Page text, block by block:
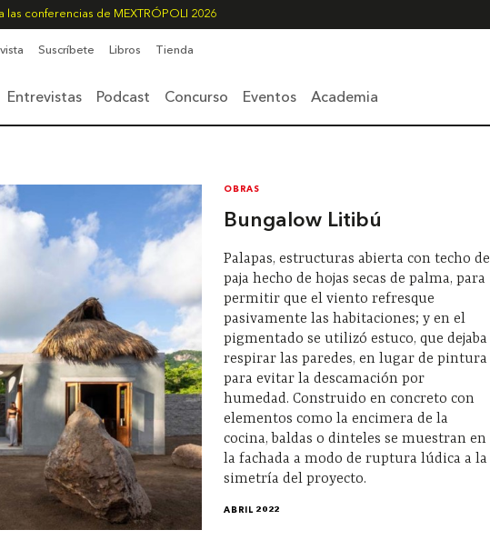
las conferencias de MEXTRÓPOLI 2026
Suscríbete Libros Tienda
Entrevistas Podcast Concurso Eventos Academia
OBRAS
Bungalow Litibú
Palapas, estructuras abierta con techo de
paja hecho de hojas secas de palma, para
permitir que el viento refresque
pasivamente las habitaciones; y en el
pigmentado se utilizó estuco, que dejaba
respirar las paredes, en lugar de pintura
para evitar la descamación por
humedad. Construido en concreto con
elementos como la encimera de la
cocina, baldas o dinteles se muestran en
la fachada a modo de ruptura lúdica a la
simetría del proyecto.
ABRIL 2022